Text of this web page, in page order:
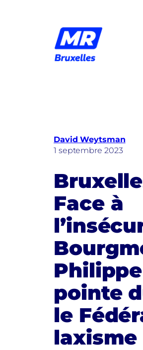
David Weytsman
1 septembre 2023
Face à
pointe
le
laxisme